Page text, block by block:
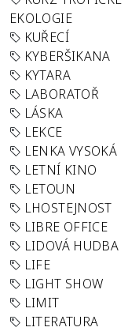
EKOLOGIE
KUŘECÍ
KYBERŠIKANA
KYTARA
LABORATOŘ
LÁSKA
LEKCE
LENKA VYSOKÁ
LETNÍ KINO
LETOUN
LHOSTEJNOST
LIBRE OFFICE
LIDOVÁ HUDBA
LIFE
LIGHT SHOW
LIMIT
LITERATURA